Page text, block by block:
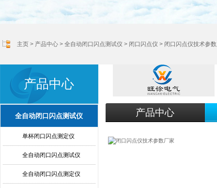
主页 > 产品中心 > 全自动闭口闪点测试仪 > 闭口闪点仪 > 闭口闪点仪技术参
产品中心
全自动闭口闪点测试仪
单杯闭口闪点测定仪
全自动闭口闪点测试仪
全自动闭口闪点测定仪
产品中心